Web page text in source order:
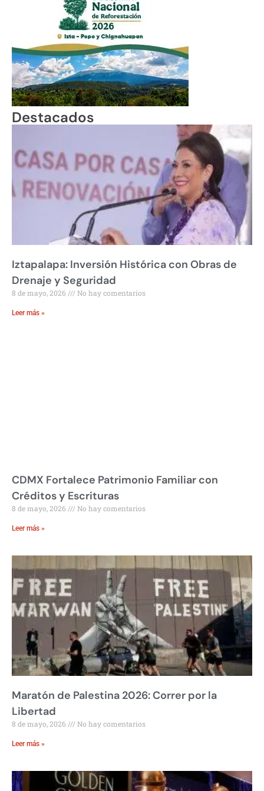
Destacados
Iztapalapa: Inversión Histórica con Obras de
Drenaje y Seguridad
8 de mayo, 2026 No hay comentarios
Leer más »
CDMX Fortalece Patrimonio Familiar con
Créditos y Escrituras
8 de mayo, 2026 No hay comentarios
Leer más »
Maratón de Palestina 2026: Correr por la
Libertad
8 de mayo, 2026 No hay comentarios
Leer más »